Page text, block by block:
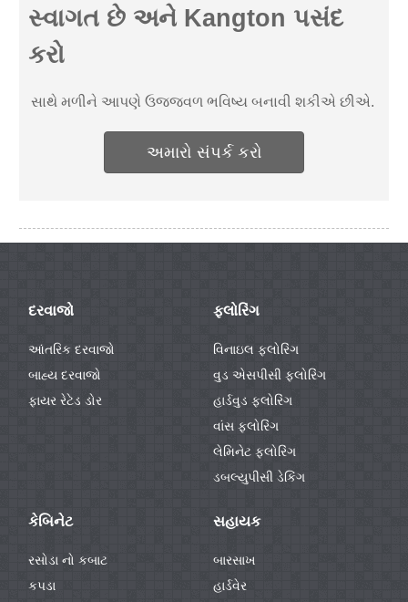
સ્વાગત છે અને Kangton પસંદ
કરો
સાથે મળીને આપણે ઉજ્જવળ ભવિષ્ય બનાવી શકીએ છીએ.
અમારો સંપર્ક કરો
દરવાજો
આંતરિક દરવાજો
બાહ્ય દરવાજો
ફાયર રેટેડ ડોર
ફ્લોરિંગ
વિનાઇલ ફ્લોરિંગ
વુડ એસપીસી ફ્લોરિંગ
હાર્ડવુડ ફ્લોરિંગ
વાંસ ફ્લોરિંગ
લેમિનેટ ફ્લોરિંગ
ડબલ્યુપીસી ડેકિંગ
કેબિનેટ
રસોડા નો કબાટ
કપડા
સહાયક
બારસાખ
હાર્ડવેર